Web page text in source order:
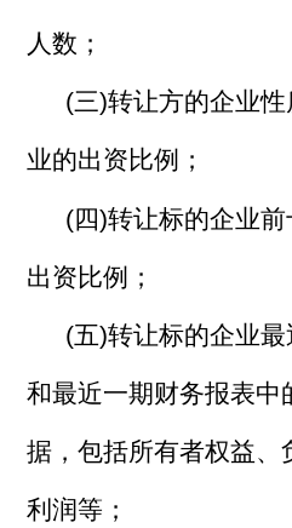
人数；
(三)转让方的企业
业的出资比例；
(四)转让标的企业前
出资比例；
(五)转让标的企业
和最近一期财务报表中
据，包括所有者权益、
利润等；